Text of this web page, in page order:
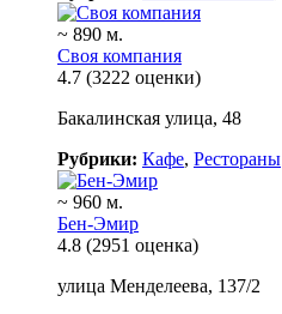
~ 890 м.
Своя компания
4.7 (3222 оценки)
Бакалинская улица, 48
Рубрики: Кафе, Рестораны
~ 960 м.
Бен-Эмир
4.8 (2951 оценка)
улица Менделеева, 137/2